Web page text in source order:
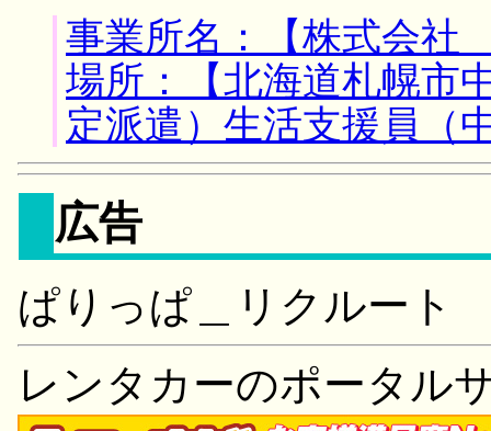
事業所名：【株式会
場所：【北海道札幌市
定派遣）生活支援員（
広告
ぱりっぱ＿リクルート
レンタカーのポータル